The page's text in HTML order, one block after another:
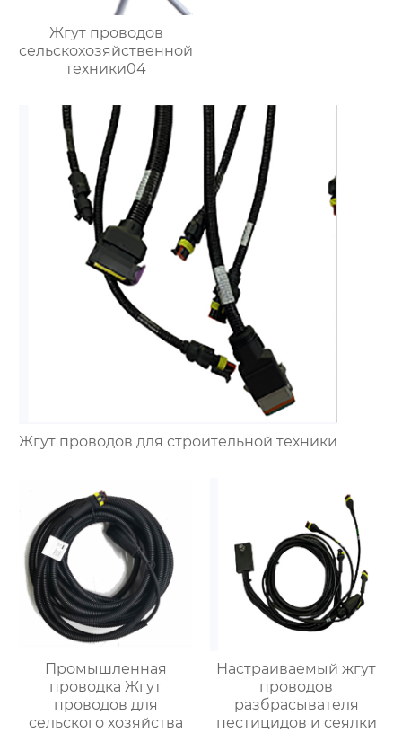
Жгут проводов
сельскохозяйственной
техники04
Жгут проводов для строительной техники
Промышленная
проводка Жгут
проводов для
сельского хозяйства
Настраиваемый жгут
проводов
разбрасывателя
пестицидов и сеялки